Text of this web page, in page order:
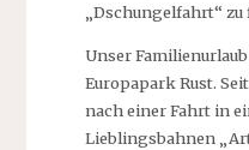
„Dschungelfahrt“
Unser
Europapark Rust.
nach einer Fahrt in
Lieblingsbahnen